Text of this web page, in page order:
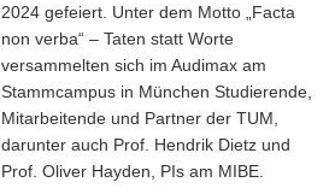
2024 gefeiert. Unter dem Motto „Facta
non verba“ – Taten statt Worte
versammelten sich im Audimax am
Stammcampus in München Studierende,
Mitarbeitende und Partner der TUM,
darunter auch Prof. Hendrik Dietz und
Prof. Oliver Hayden, PIs am MIBE.